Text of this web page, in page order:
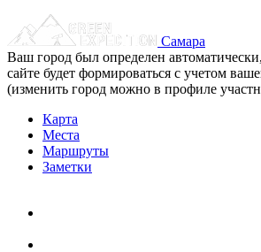
Самара
Ваш город был определен
сайте будет формироваться с учетом
(изменить город можно в профиле
Карта
Места
Маршруты
Заметки